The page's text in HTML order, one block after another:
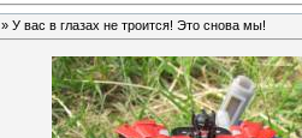
» У вас в глазах не троится! Это снова мы!